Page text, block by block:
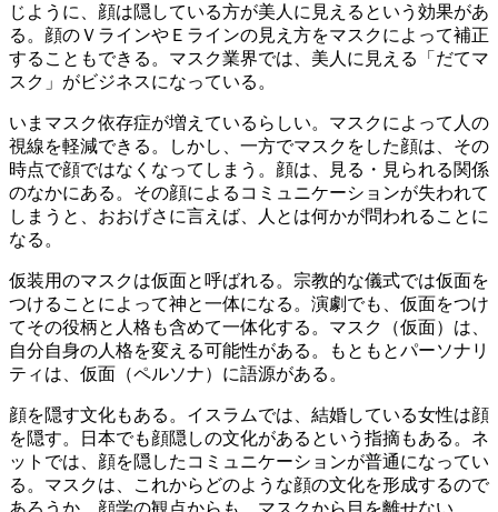
じように、顔は隠している方が美人に見えるという効果があ
る。顔のＶラインやＥラインの見え方をマスクによって補正
することもできる。マスク業界では、美人に見える「だてマ
スク」がビジネスになっている。
いまマスク依存症が増えているらしい。マスクによって人の
視線を軽減できる。しかし、一方でマスクをした顔は、その
時点で顔ではなくなってしまう。顔は、見る・見られる関係
のなかにある。その顔によるコミュニケーションが失われて
しまうと、おおげさに言えば、人とは何かが問われることに
なる。
仮装用のマスクは仮面と呼ばれる。宗教的な儀式では仮面を
つけることによって神と一体になる。演劇でも、仮面をつけ
てその役柄と人格も含めて一体化する。マスク（仮面）は、
自分自身の人格を変える可能性がある。もともとパーソナリ
ティは、仮面（ペルソナ）に語源がある。
顔を隠す文化もある。イスラムでは、結婚している女性は顔
を隠す。日本でも顔隠しの文化があるという指摘もある。ネ
ットでは、顔を隠したコミュニケーションが普通になってい
る。マスクは、これからどのような顔の文化を形成するので
あろうか。顔学の観点からも、マスクから目を離せない。